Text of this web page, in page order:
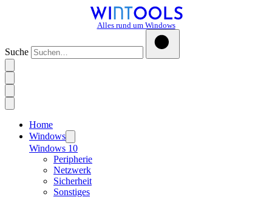
Alles rund um Windows
Suche
Home
Windows
Windows 10
Peripherie
Netzwerk
Sicherheit
Sonstiges